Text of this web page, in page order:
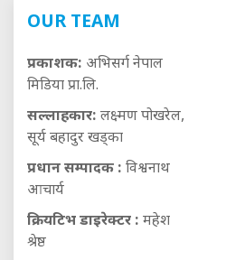
OUR TEAM
प्रकाशक: अभिसर्ग नेपाल
मिडिया प्रा.लि.
सल्लाहकार: लक्ष्मण पोखरेल,
सूर्य बहादुर खड्का
प्रधान सम्पादक : विश्वनाथ
आचार्य
क्रियटिभ डाइरेक्टर : महेश
श्रेष्ठ